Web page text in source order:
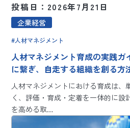
投稿日：2026年7月21日
企業経営
人材マネジメント
人材マネジメント育成の実践ガ
に繋ぎ、自走する組織を創る方
人材マネジメントにおける育成は、
く、評価・育成・定着を一体的に設
を高める取…